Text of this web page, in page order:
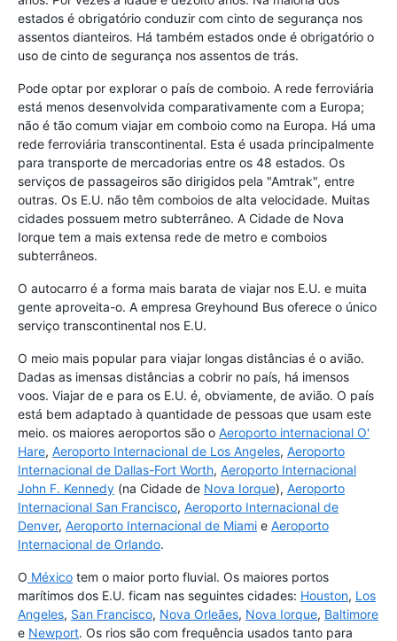
estados é obrigatório conduzir com cinto de segurança nos
assentos dianteiros. Há também estados onde é obrigatório o
uso de cinto de segurança nos assentos de trás.
Pode optar por explorar o país de comboio. A rede ferroviária
está menos desenvolvida comparativamente com a Europa;
não é tão comum viajar em comboio como na Europa. Há uma
rede ferroviária transcontinental. Esta é usada principalmente
para transporte de mercadorias entre os 48 estados. Os
serviços de passageiros são dirigidos pela "Amtrak", entre
outras. Os E.U. não têm comboios de alta velocidade. Muitas
cidades possuem metro subterrâneo. A Cidade de Nova
Iorque tem a mais extensa rede de metro e comboios
subterrâneos.
O autocarro é a forma mais barata de viajar nos E.U. e muita
gente aproveita-o. A empresa Greyhound Bus oferece o único
serviço transcontinental nos E.U.
O meio mais popular para viajar longas distâncias é o avião.
Dadas as imensas distâncias a cobrir no país, há imensos
voos. Viajar de e para os E.U. é, obviamente, de avião. O país
está bem adaptado à quantidade de pessoas que usam este
meio. os maiores aeroportos são o Aeroporto internacional O'
Hare, Aeroporto Internacional de Los Angeles, Aeroporto
Internacional de Dallas-Fort Worth, Aeroporto Internacional
John F. Kennedy (na Cidade de Nova Iorque), Aeroporto
Internacional San Francisco, Aeroporto Internacional de
Denver, Aeroporto Internacional de Miami e Aeroporto
Internacional de Orlando.
O México tem o maior porto fluvial. Os maiores portos
marítimos dos E.U. ficam nas seguintes cidades: Houston, Los
Angeles, San Francisco, Nova Orleães, Nova Iorque, Baltimore
e Newport. Os rios são com frequência usados tanto para